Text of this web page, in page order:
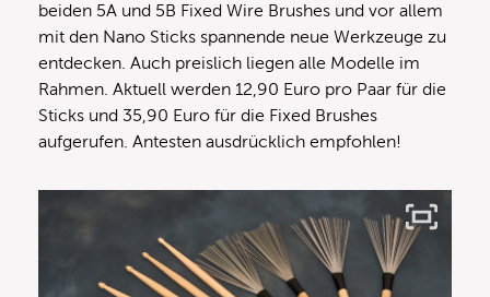
beiden 5A und 5B Fixed Wire Brushes und vor allem
mit den Nano Sticks spannende neue Werkzeuge zu
entdecken. Auch preislich liegen alle Modelle im
Rahmen. Aktuell werden 12,90 Euro pro Paar für die
Sticks und 35,90 Euro für die Fixed Brushes
aufgerufen. Antesten ausdrücklich empfohlen!